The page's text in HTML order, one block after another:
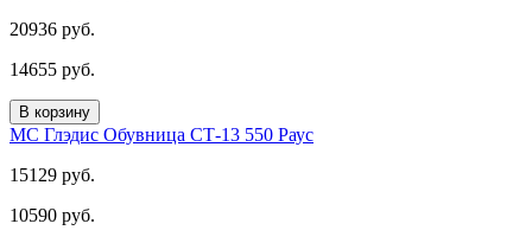
20936 руб.
14655 руб.
В корзину
МС Глэдис Обувница СТ-13 550 Раус
15129 руб.
10590 руб.